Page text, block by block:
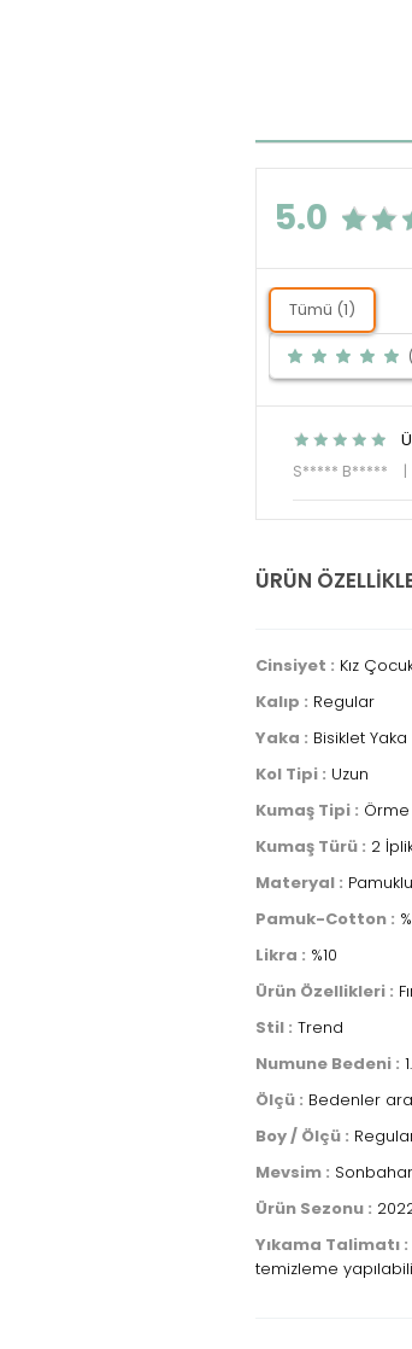
5.0
Tümü (1)
S***** B*****
|
ÜRÜN
Cinsiyet : Kız
Kalıp : Regular
Yaka : Bisiklet Yaka
Kol Tipi : Uzun
Kumaş Tipi : Örme
Kumaş Türü : 2
Materyal :
Pamuk-Cotton :
Likra : %10
Ürün Özellikleri :
Stil : Trend
Numune Bedeni :
Ölçü : Bedenler
Boy / Ölçü :
Mevsim :
Ürün Sezonu :
Yıkama Talimatı :
temizleme